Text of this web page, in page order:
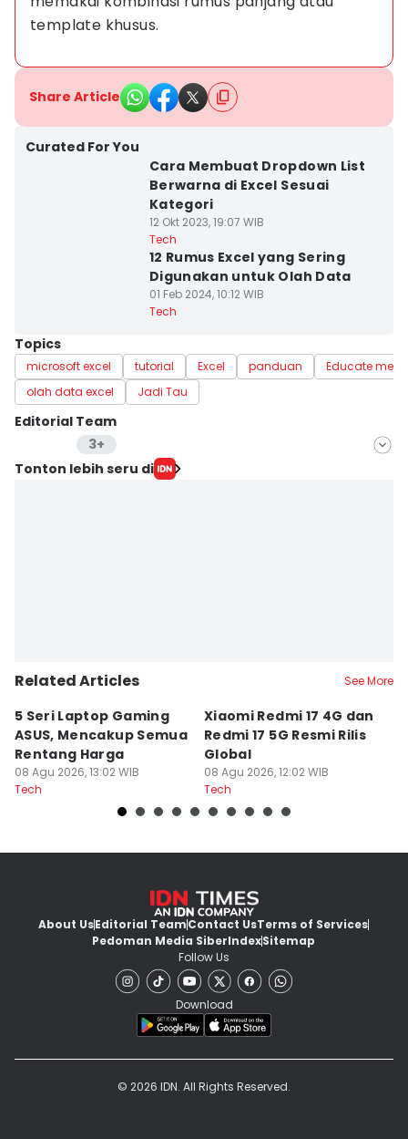
template khusus.
Share Article
Curated For You
Cara Membuat Dropdown List
Berwarna di Excel Sesuai
Kategori
12 Okt 2023, 19:07 WIB
Tech
12 Rumus Excel yang Sering
Digunakan untuk Olah Data
01 Feb 2024, 10:12 WIB
Tech
Topics
microsoft excel tutorial Excel panduan
Educate me
olah data excel
Jadi Tau
Editorial Team
3+
Editor
Tonton lebih seru di
Related Articles See More
5 Seri Laptop Gaming
ASUS, Mencakup Semua
Rentang Harga
08 Agu 2026, 13:02 WIB
Tech
Xiaomi Redmi 17 4G dan
Redmi 17 5G Resmi Rilis
Global
08 Agu 2026, 12:02 WIB
Tech
About UsEditorial TeamContact UsTerms of Services
Pedoman Media SiberIndexSitemap
Follow Us
Download
© 2026 IDN. All Rights Reserved.